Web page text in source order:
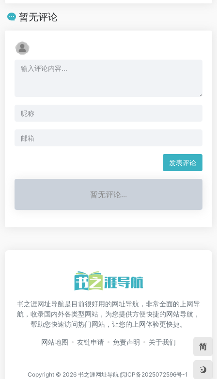
暂无评论
发表评论
暂无评论...
书之涯网址导航是目前很好用的网址导航，非常全面的上网导
航，收录国内外各类型网站，为您提供方便快捷的网站导航，
帮助您快速访问热门网站，让您的上网体验更快捷。
网站地图 友链申请 免责声明 关于我们
Copyright © 2026 书之涯网址导航 皖ICP备2025072596号-1
简